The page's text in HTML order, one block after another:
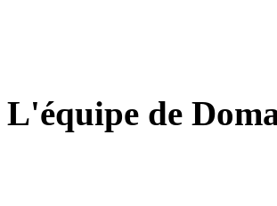
L'équipe de